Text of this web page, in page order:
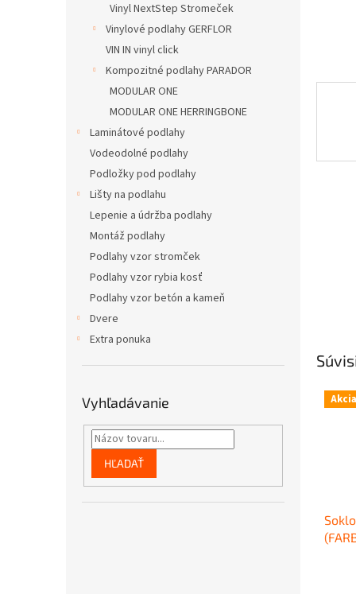
Vinyl NextStep Stromeček
Vinylové podlahy GERFLOR
VIN IN vinyl click
Kompozitné podlahy PARADOR
MODULAR ONE
MODULAR ONE HERRINGBONE
Laminátové podlahy
Vodeodolné podlahy
Podložky pod podlahy
Lišty na podlahu
Lepenie a údržba podlahy
Montáž podlahy
Podlahy vzor stromček
Podlahy vzor rybia kosť
Podlahy vzor betón a kameň
Dvere
Extra ponuka
Vyhľadávanie
HĽADAŤ
Akcia